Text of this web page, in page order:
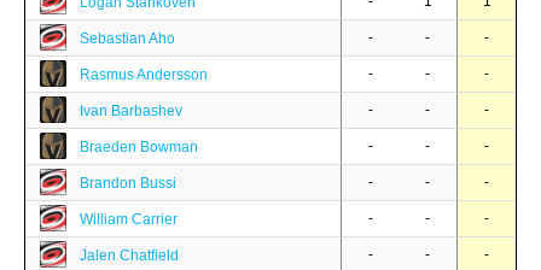
Sebastian Aho - - -
Rasmus Andersson - - -
Ivan Barbashev - - -
Braeden Bowman - - -
Brandon Bussi - - -
William Carrier - - -
Jalen Chatfield - - -